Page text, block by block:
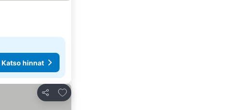
Katso hinnat
Jaa
Lisää suosikkeihin